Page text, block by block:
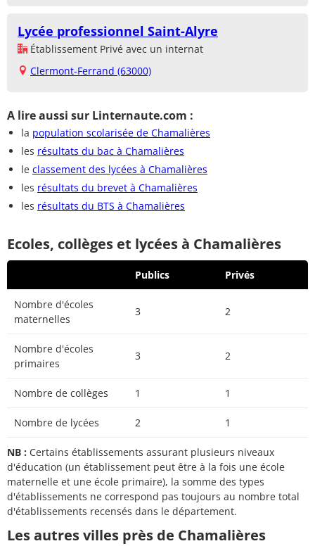
Lycée professionnel Saint-Alyre
Établissement Privé avec un internat
Clermont-Ferrand (63000)
A lire aussi sur Linternaute.com :
la population scolarisée de Chamalières
les résultats du bac à Chamalières
le classement des lycées à Chamalières
les résultats du brevet à Chamalières
les résultats du BTS à Chamalières
Ecoles, collèges et lycées à Chamalières
Publics Privés
Nombre d'écoles
maternelles
3 2
Nombre d'écoles
primaires
3 2
Nombre de collèges 1 1
Nombre de lycées 2 1
NB : Certains établissements assurant plusieurs niveaux
d'éducation (un établissement peut être à la fois une école
maternelle et une école primaire), la somme des types
d'établissements ne correspond pas toujours au nombre total
d'établissements recensés dans le département.
Les autres villes près de Chamalières